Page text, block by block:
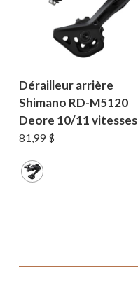
Dérailleur arrière
Shimano RD-M5120
Deore 10/11 vitesses
81,99 $